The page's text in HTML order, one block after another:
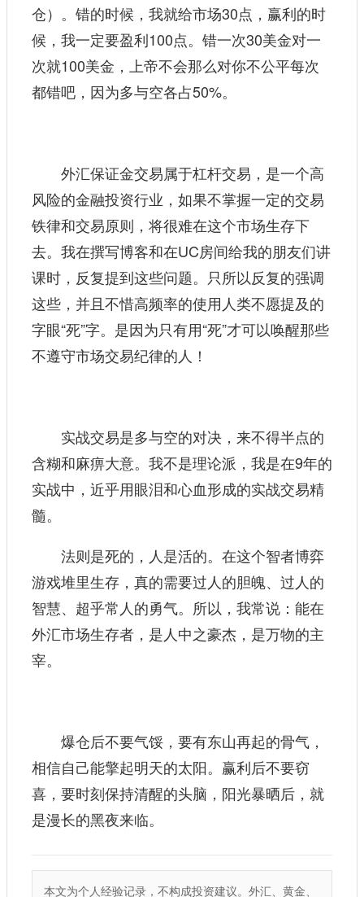
仓）。错的时候，我就给市场30点，赢利的时
候，我一定要盈利100点。错一次30美金对一
次就100美金，上帝不会那么对你不公平每次
都错吧，因为多与空各占50%。
外汇保证金交易属于杠杆交易，是一个高
风险的金融投资行业，如果不掌握一定的交易
铁律和交易原则，将很难在这个市场生存下
去。我在撰写博客和在UC房间给我的朋友们讲
课时，反复提到这些问题。只所以反复的强调
这些，并且不惜高频率的使用人类不愿提及的
字眼“死”字。是因为只有用“死”才可以唤醒那些
不遵守市场交易纪律的人！
实战交易是多与空的对决，来不得半点的
含糊和麻痹大意。我不是理论派，我是在9年的
实战中，近乎用眼泪和心血形成的实战交易精
髓。
法则是死的，人是活的。在这个智者博弈
游戏堆里生存，真的需要过人的胆魄、过人的
智慧、超乎常人的勇气。所以，我常说：能在
外汇市场生存者，是人中之豪杰，是万物的主
宰。
爆仓后不要气馁，要有东山再起的骨气，
相信自己能擎起明天的太阳。赢利后不要窃
喜，要时刻保持清醒的头脑，阳光暴晒后，就
是漫长的黑夜来临。
本文为个人经验记录，不构成投资建议。外汇、黄金、